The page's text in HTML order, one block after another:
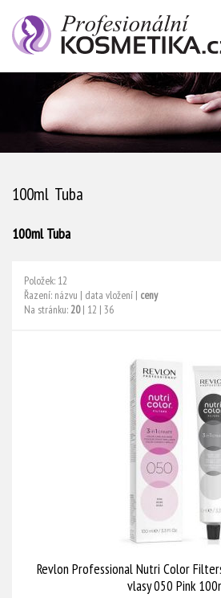
100ml Tuba
100ml Tuba
Položek: 12
Řazení: názvu | data vložení | ceny
Na stránku:20| 12 | 36
Revlon Professional Nutri Color
vlasy 050 Pink